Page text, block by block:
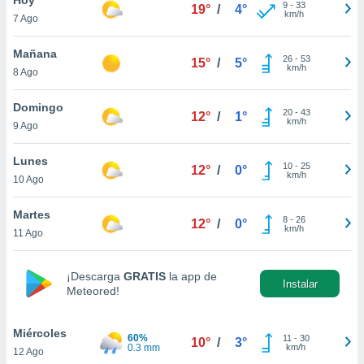
y
en
más
de
cookies
aceptar
7 Ago
19° / 4° 9- 33
km/h
Mañana
8 Ago
15° / 5° 26- 53
km/h
Domingo
9 Ago
12° / 1° 20- 43
km/h
Lunes
10 Ago
12° / 0° 10- 25
km/h
Martes
11 Ago
12° / 0° 8- 26
km/h
¡Descarga GRATIS la app de
Meteored!
Instalar
Miércoles
12 Ago
60%
0.3 mm
10° / 3° 11 - 30
km/h